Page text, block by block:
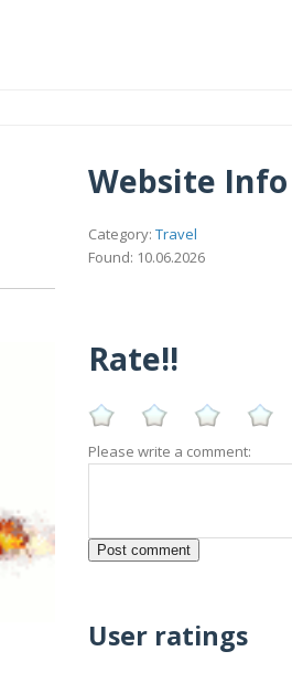
Website Info
Category: Travel
Found: 10.06.2026
Rate!!
Please write a comment:
User ratings